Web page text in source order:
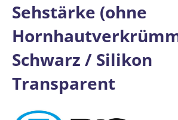
Sehstärke (ohne
Schwarz / Silikon
Transparent